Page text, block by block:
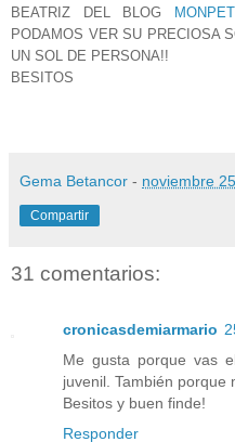
BEATRIZ DEL BLOG
PODAMOS VER SU PRECIOSA
UN SOL DE PERSONA!!
BESITOS
Gema Betancor - noviembre
Compartir
31 comentarios:
cronicasdemiarmario
Me gusta porque vas
juvenil. También porque
Besitos y buen finde!
Responder